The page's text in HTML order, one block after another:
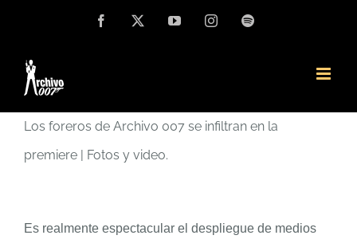
contenido
Facebook YouTubeInstagramSpotify
Los foreros de Archivo 007 se infiltran en la
premiere | Fotos y video.
Es realmente espectacular el despliegue de medios